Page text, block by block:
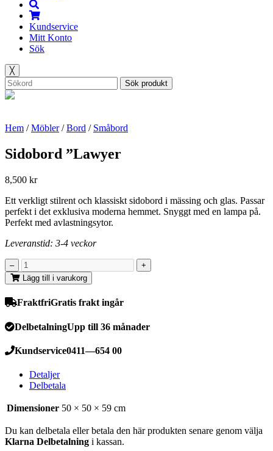
Kundservice
Mitt Konto
Sök
╳
Sök produkt
Hem /Möbler/Bord / Småbord
Sidobord ”Lawyer
8,500 kr
Ett verkligt stilrent och klassiskt sidobord i mässing och glas. Passar
perfekt i det exklusiva moderna hemmet. Snyggt med en lampa på.
Perfekt med avlastningsytor.
Leveranstid: 3-4 veckor
Lägg till i varukorg
FraktfriGratis frakt ingår
DelbetalningUpp till 36 månader
Kundservice0411—654 00
Detaljer
Delbetala
Dimensioner 50 × 50 × 59 cm
Du kan delbetala eller betala den här produkten senare genom välja
Klarna Delbetalning i kassan.